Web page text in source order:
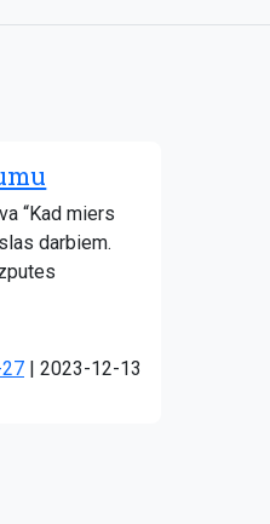
“Kad miers
darbiem.
Atjaunots:
2023-12-13